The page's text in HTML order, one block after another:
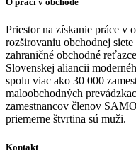
Priestor na získanie práce v
rozširovaniu obchodnej
zahraničné obchodné
Slovenskej aliancii
spolu viac ako 30 000
maloobchodných
zamestnancov členov
priemerne štvrtina sú muži.
Kontakt